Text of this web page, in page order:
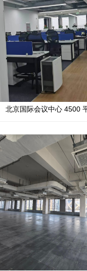
北京国际会议中心 4500